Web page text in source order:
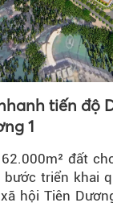
tiến độ
1
đất
triển khai
hội Tiên